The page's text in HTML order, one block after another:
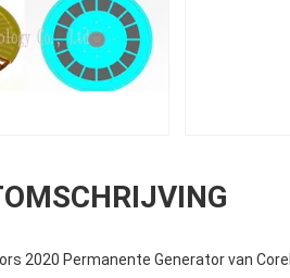
2020 Permanente Generator van